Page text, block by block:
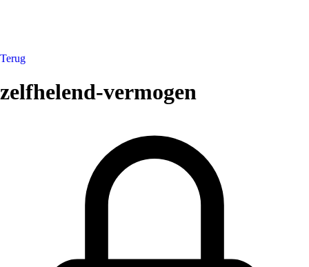
Terug
zelfhelend-vermogen